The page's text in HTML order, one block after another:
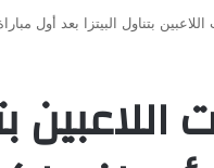
بتناول البيتزا بعد أول